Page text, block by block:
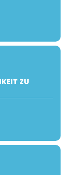
ZU